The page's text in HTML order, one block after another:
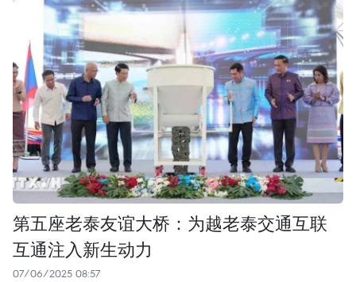
第五座老泰友谊大桥：为越老泰交通互联
互通注入新生动力
07/06/2025 08:57